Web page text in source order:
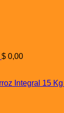
$ 0,00